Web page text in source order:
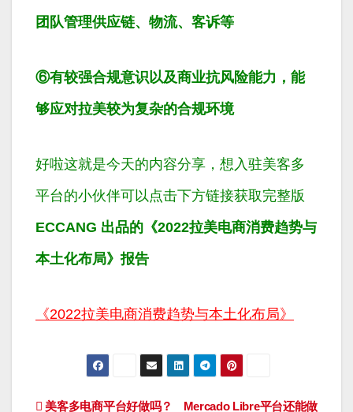
团队管理供应链、物流、客诉等
⑥有较强合规意识以及商业抗风险能力，能
够应对拉美较为复杂的合规环境
好啦这就是今天的内容分享，想入驻美客多
平台的小伙伴可以点击下方链接获取完整版
ECCANG 出品的《2022拉美电商消费趋势与
本土化布局》报告
《2022拉美电商消费趋势与本土化布局》
Mercado Libre平台还能做
美客多电商平台好做吗？